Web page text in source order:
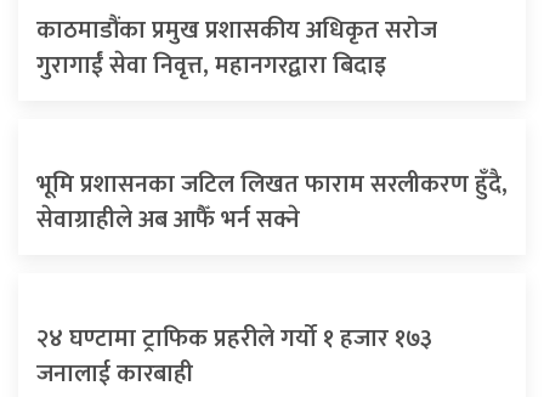
काठमाडौंका प्रमुख प्रशासकीय अधिकृत सरोज
गुरागाईं सेवा निवृत्त, महानगरद्वारा बिदाइ
भूमि प्रशासनका जटिल लिखत फाराम सरलीकरण हुँदै,
सेवाग्राहीले अब आफैँ भर्न सक्ने
२४ घण्टामा ट्राफिक प्रहरीले गर्यो १ हजार १७३
जनालाई कारबाही